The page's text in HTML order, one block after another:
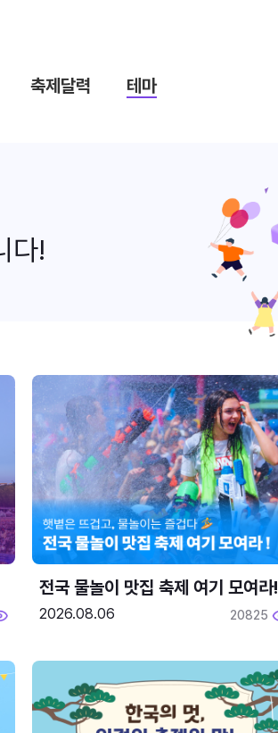
축제달력 테마
다!
전국 물놀이 맛집 축제 여기 모여라!
2026.08.06 20825